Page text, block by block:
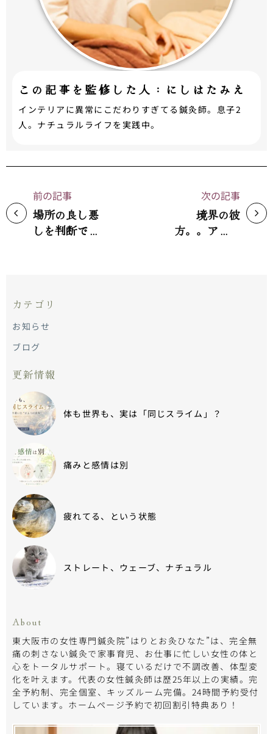
この記事を監修した人：にしはたみえ
インテリアに異常にこだわりすぎてる鍼灸師。息子2
人。ナチュラルライフを実践中。
前の記事
場所の良し悪
しを判断でき
次の記事
境界の彼
方。。アニメ
カテゴリ
お知らせ
ブログ
更新情報
体も世界も、実は「同じスライム」？
痛みと感情は別
疲れてる、という状態
ストレート、ウェーブ、ナチュラル
About
東大阪市の女性専門鍼灸院”はりとお灸ひなた”は、完全無
痛の刺さない鍼灸で家事育児、お仕事に忙しい女性の体と
心をトータルサポート。寝ているだけで不調改善、体型変
化を叶えます。代表の女性鍼灸師は歴25年以上の実績。完
全予約制、完全個室、キッズルーム完備。24時間予約受付
しています。ホームページ予約で初回割引特典あり！